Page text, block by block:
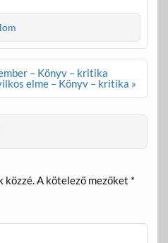
– Könyv – kritika
elme – Könyv – kritika »
közzé.A kötelező mezőket *